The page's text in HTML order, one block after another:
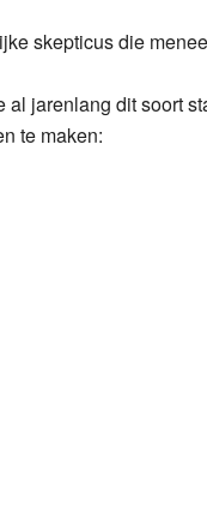
skepticus die
al jarenlang dit soort
te maken: